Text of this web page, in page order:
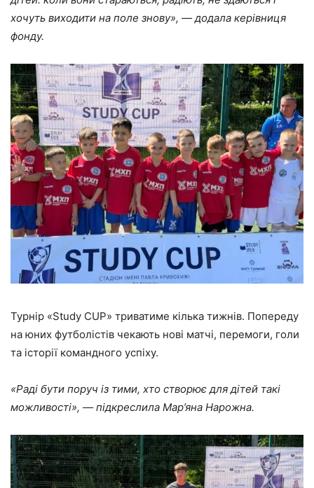
хочуть виходити на поле знову», — додала керівниця
фонду.
Турнір «Study CUP» триватиме кілька тижнів. Попереду
на юних футболістів чекають нові матчі, перемоги, голи
та історії командного успіху.
«Раді бути поруч із тими, хто створює для дітей такі
можливості», — підкреслила Мар’яна Нарожна.